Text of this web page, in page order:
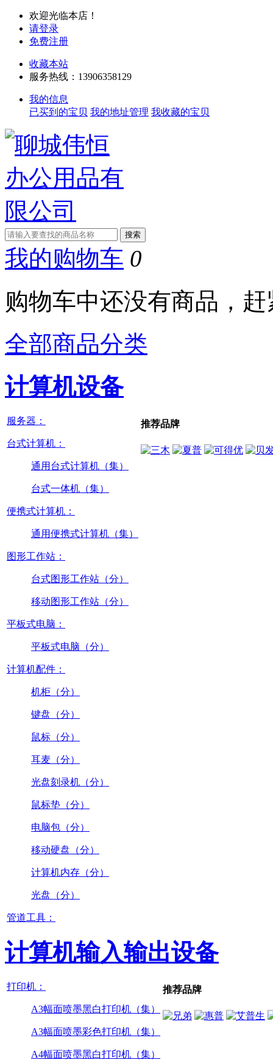
欢迎光临本店！
请登录
免费注册
收藏本站
服务热线：13906358129
我的信息
已买到的宝贝 我的地址管理 我收藏的宝贝
我的购物车 0
购物车中还没有商品，
全部商品分类
计算机设备
服务器：
台式计算机：
通用台式计算机（集）
台式一体机（集）
便携式计算机：
通用便携式计算机（集）
图形工作站：
台式图形工作站（分）
移动图形工作站（分）
平板式电脑：
平板式电脑（分）
计算机配件：
机柜（分）
键盘（分）
鼠标（分）
耳麦（分）
光盘刻录机（分）
鼠标垫（分）
电脑包（分）
移动硬盘（分）
计算机内存（分）
光盘（分）
管道工具：
推荐品牌
计算机输入输出设备
打印机：
A3幅面喷墨黑白打印机（集）
A3幅面喷墨彩色打印机（集）
A4幅面喷墨黑白打印机（集）
推荐品牌